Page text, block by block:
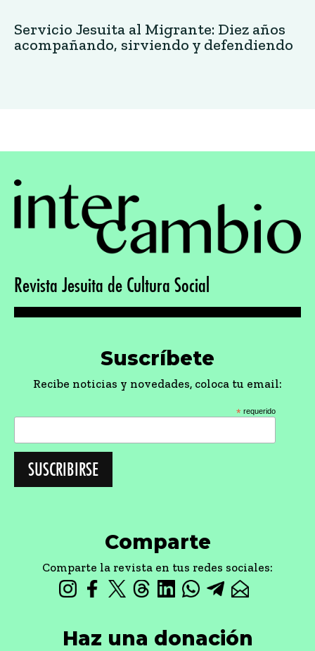
Servicio Jesuita al Migrante: Diez años
acompañando, sirviendo y defendiendo
Revista Jesuita de Cultura Social
Suscríbete
Recibe noticias y novedades, coloca tu email:
* requerido
Comparte
Comparte la revista en tus redes sociales:
Haz una donación